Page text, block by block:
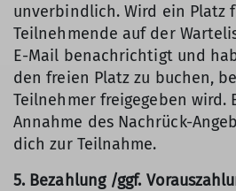
unverbindlich. Wird ein Platz
Teilnehmende auf der
E-Mail benachrichtigt und
den freien Platz zu buchen,
Teilnehmer freigegeben wird.
Annahme des Nachrück-
dich zur Teilnahme.
5. Bezahlung /ggf.